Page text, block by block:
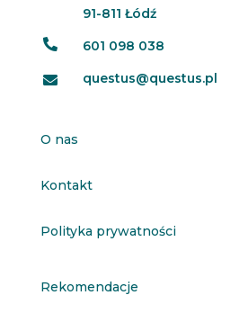
91-811 Łódź
 601 098 038
 questus@questus.pl
O nas
Kontakt
Polityka prywatności
Rekomendacje